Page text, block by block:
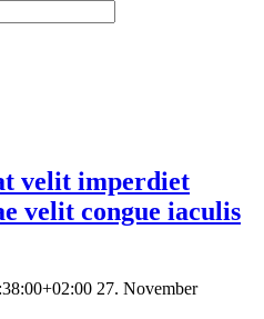
velit imperdiet
velit congue iaculis
27. November